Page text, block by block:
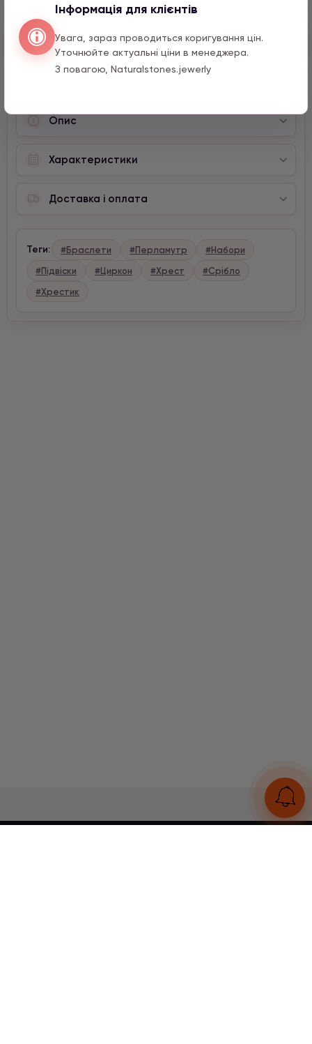
Інформація для клієнтів
Увага, зараз проводиться коригування цін.
Уточнюйте актуальні ціни в менеджера.
З повагою, Naturalstones.jewerly
Швидкий заказ
Опис
Характеристики
Доставка і оплата
Теги: #Браслети #Перламутр
#Набори
#Підвіски
#Циркон #Хрест
#Срібло
#Хрестик